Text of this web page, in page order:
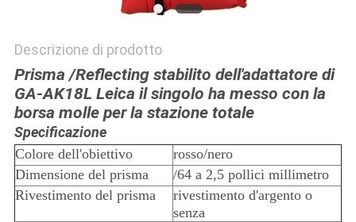
Descrizione di prodotto
Prisma /Reflecting stabilito dell'adattatore di
GA-AK18L Leica il singolo ha messo con la
borsa molle per la stazione totale
Specificazione
Colore dell'obiettivo
rosso/nero
Dimensione del prisma
/64 a 2,5 pollici millimetro
Rivestimento del prisma
rivestimento d'argento o
senza